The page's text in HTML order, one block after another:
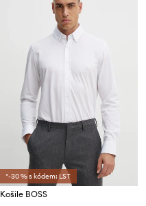
*-30 % s kódem: LST
Košile BOSS